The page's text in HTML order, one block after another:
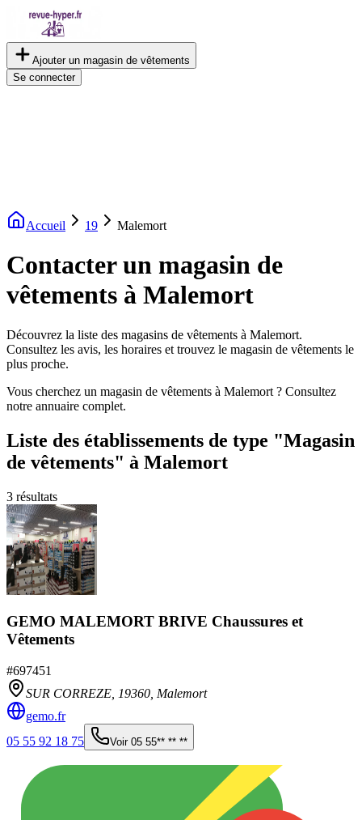
Ajouter un magasin de vêtements
Se connecter
Accueil 19 Malemort
Contacter un magasin de
vêtements à Malemort
Découvrez la liste des magasins de vêtements à Malemort.
Consultez les avis, les horaires et trouvez le magasin de vêtements le
plus proche.
Vous cherchez un magasin de vêtements à Malemort ? Consultez
notre annuaire complet.
Liste des établissements de type "Magasin
de vêtements" à Malemort
3 résultats
GEMO MALEMORT BRIVE Chaussures et
Vêtements
#697451
SUR CORREZE, 19360 Malemort
gemo.fr
05 55 92 18 75
Voir 05 55** ** **